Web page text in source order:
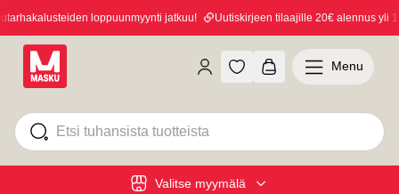
loppuunmyynti jatkuu! Uutiskirjeen tilaajille 20€ alennus yli
Valitse myymälä
Menu